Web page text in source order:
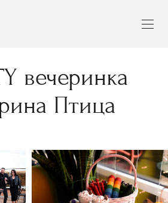
вечеринка
Птица